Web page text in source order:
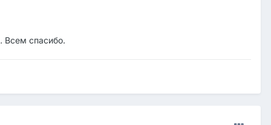
Всем спасибо.